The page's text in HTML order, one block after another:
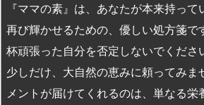
『ママの素』は、あなたが本来持っ
再び輝かせるための、優しい処方箋で
杯頑張った自分を否定しないでくださ
少しだけ、大自然の恵みに頼ってみま
メントが届けてくれるのは、単なる栄